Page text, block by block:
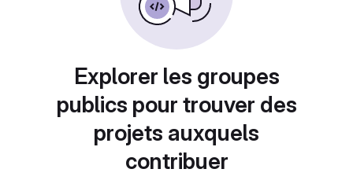
Explorer les groupes
publics pour trouver des
projets auxquels
contribuer